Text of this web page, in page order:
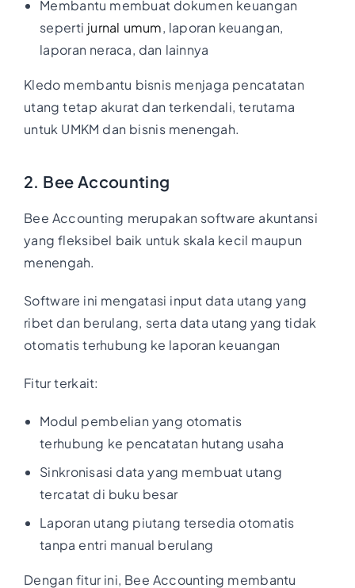
Membantu membuat dokumen keuangan
seperti jurnal umum, laporan keuangan,
laporan neraca, dan lainnya
Kledo membantu bisnis menjaga pencatatan
utang tetap akurat dan terkendali, terutama
untuk UMKM dan bisnis menengah.
2. Bee Accounting
Bee Accounting merupakan software akuntansi
yang fleksibel baik untuk skala kecil maupun
menengah.
Software ini mengatasi input data utang yang
ribet dan berulang, serta data utang yang tidak
otomatis terhubung ke laporan keuangan
Fitur terkait:
Modul pembelian yang otomatis
terhubung ke pencatatan hutang usaha
Sinkronisasi data yang membuat utang
tercatat di buku besar
Laporan utang piutang tersedia otomatis
tanpa entri manual berulang
Dengan fitur ini, Bee Accounting membantu